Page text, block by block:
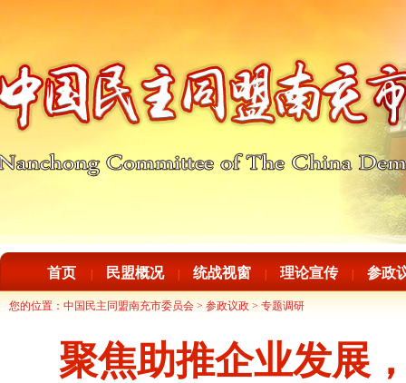
首页 民盟概况 统战视窗 理论宣传 参政
您的位置： 中国民主同盟南充市委员会 > 参政议政 > 专题调研
聚焦助推企业发展